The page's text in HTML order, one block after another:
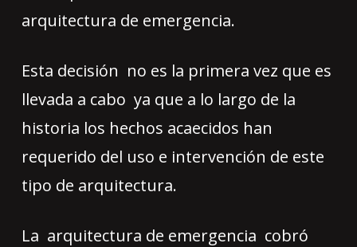
arquitectura de emergencia.
Esta decisión no es la primera vez que es
llevada a cabo ya que a lo largo de la
historia los hechos acaecidos han
requerido del uso e intervención de este
tipo de arquitectura.
La arquitectura de emergencia cobró